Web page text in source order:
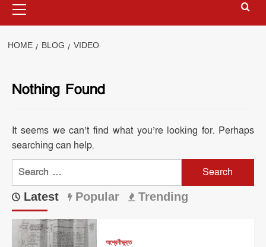
Menu
HOME BLOG VIDEO
Nothing Found
It seems we can’t find what you’re looking for. Perhaps
searching can help.
Search
Latest
Popular Trending
অশ্রেণীভুক্ত